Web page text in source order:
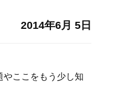
2014年6月 5日
ここをもう少し知